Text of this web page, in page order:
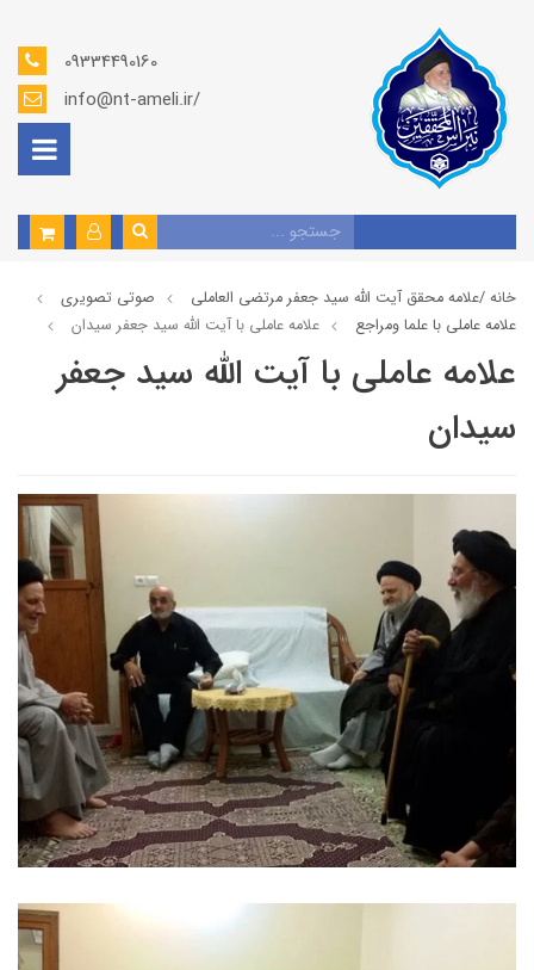
09334490160
info@nt-ameli.ir/
خانه /علامه محقق آیت الله سید جعفر مرتضی العاملی
صوتي تصويري
علامه عاملي با علما ومراجع
علامه عاملي با آیت الله سید جعفر سيدان
علامه عاملي با آیت الله سید جعفر
سيدان